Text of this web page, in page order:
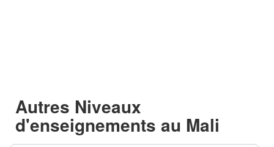
Autres Niveaux
d'enseignements au Mali